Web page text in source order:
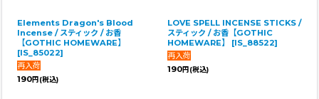
Elements Dragon's Blood
Incense / スティック / お香
【GOTHIC HOMEWARE】
[IS_85022]
190円 (税込)
LOVE SPELL INCENSE STICKS /
スティック / お香【GOTHIC
HOMEWARE】
[IS_88522]
190円 (税込)